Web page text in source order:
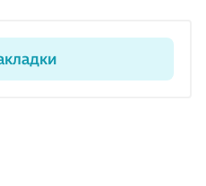
нам нравятся больше,
момента мы думаем, что мы